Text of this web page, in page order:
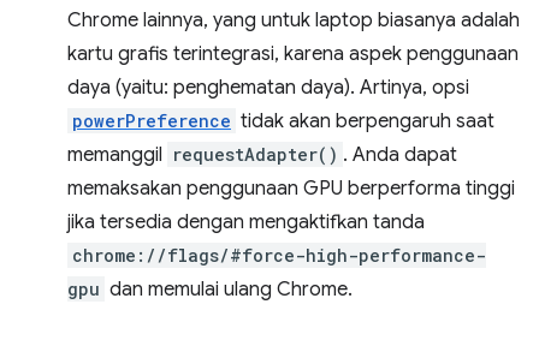
Chrome lainnya, yang untuk laptop biasanya adalah
kartu grafis terintegrasi, karena aspek penggunaan
daya (yaitu: penghematan daya). Artinya, opsi
powerPreference tidak akan berpengaruh saat
memanggil requestAdapter() . Anda dapat
memaksakan penggunaan GPU berperforma tinggi
jika tersedia dengan mengaktifkan tanda
chrome://flags/#force-high-performance-
gpu dan memulai ulang Chrome.